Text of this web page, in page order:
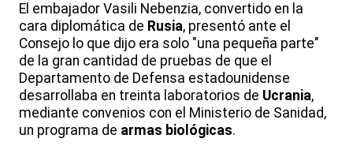
El embajador Vasili Nebenzia, convertido en la
cara diplomática de Rusia, presentó ante el
Consejo lo que dijo era solo "una pequeña parte"
de la gran cantidad de pruebas de que el
Departamento de Defensa estadounidense
desarrollaba en treinta laboratorios de Ucrania,
mediante convenios con el Ministerio de Sanidad,
un programa de armas biológicas.